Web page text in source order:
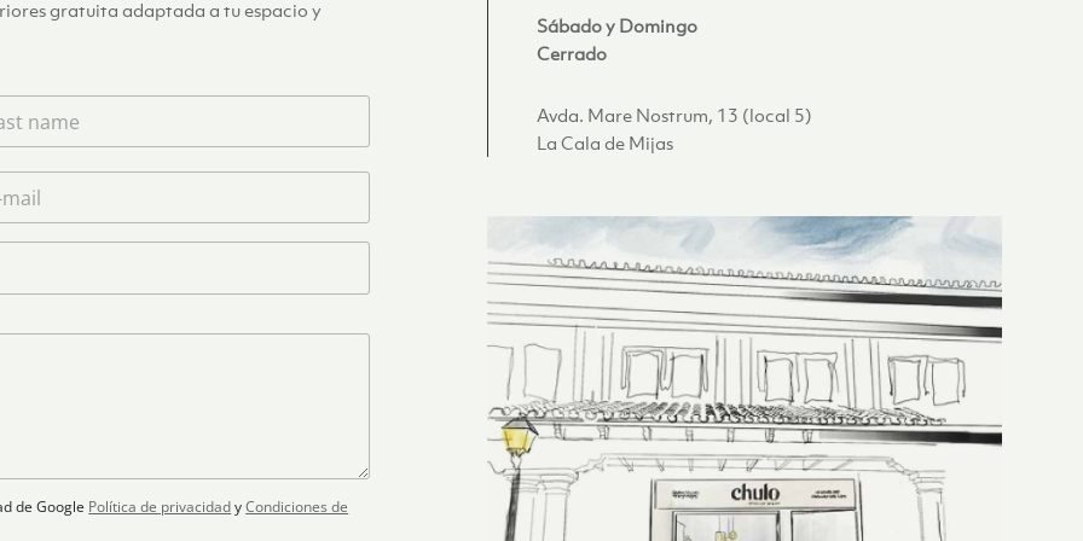
gratuita adaptada a tu espacio y
de Google Política de privacidad yCondiciones de
Sábado y Domingo
Cerrado
Avda. Mare Nostrum, 13 (local 5)
La Cala de Mijas